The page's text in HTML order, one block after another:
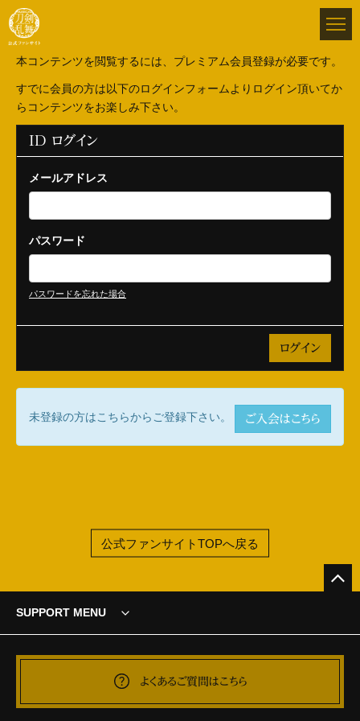
本コンテンツを閲覧するには、プレミアム会員登録が必要です。
すでに会員の方は以下のログインフォームよりログイン頂いてか
らコンテンツをお楽しみ下さい。
ID ログイン
メールアドレス
パスワード
パスワードを忘れた場合
未登録の方はこちらからご登録下さい。 ご入会はこちら
公式ファンサイトTOPへ戻る
SUPPORT MENU
よくあるご質問はこちら